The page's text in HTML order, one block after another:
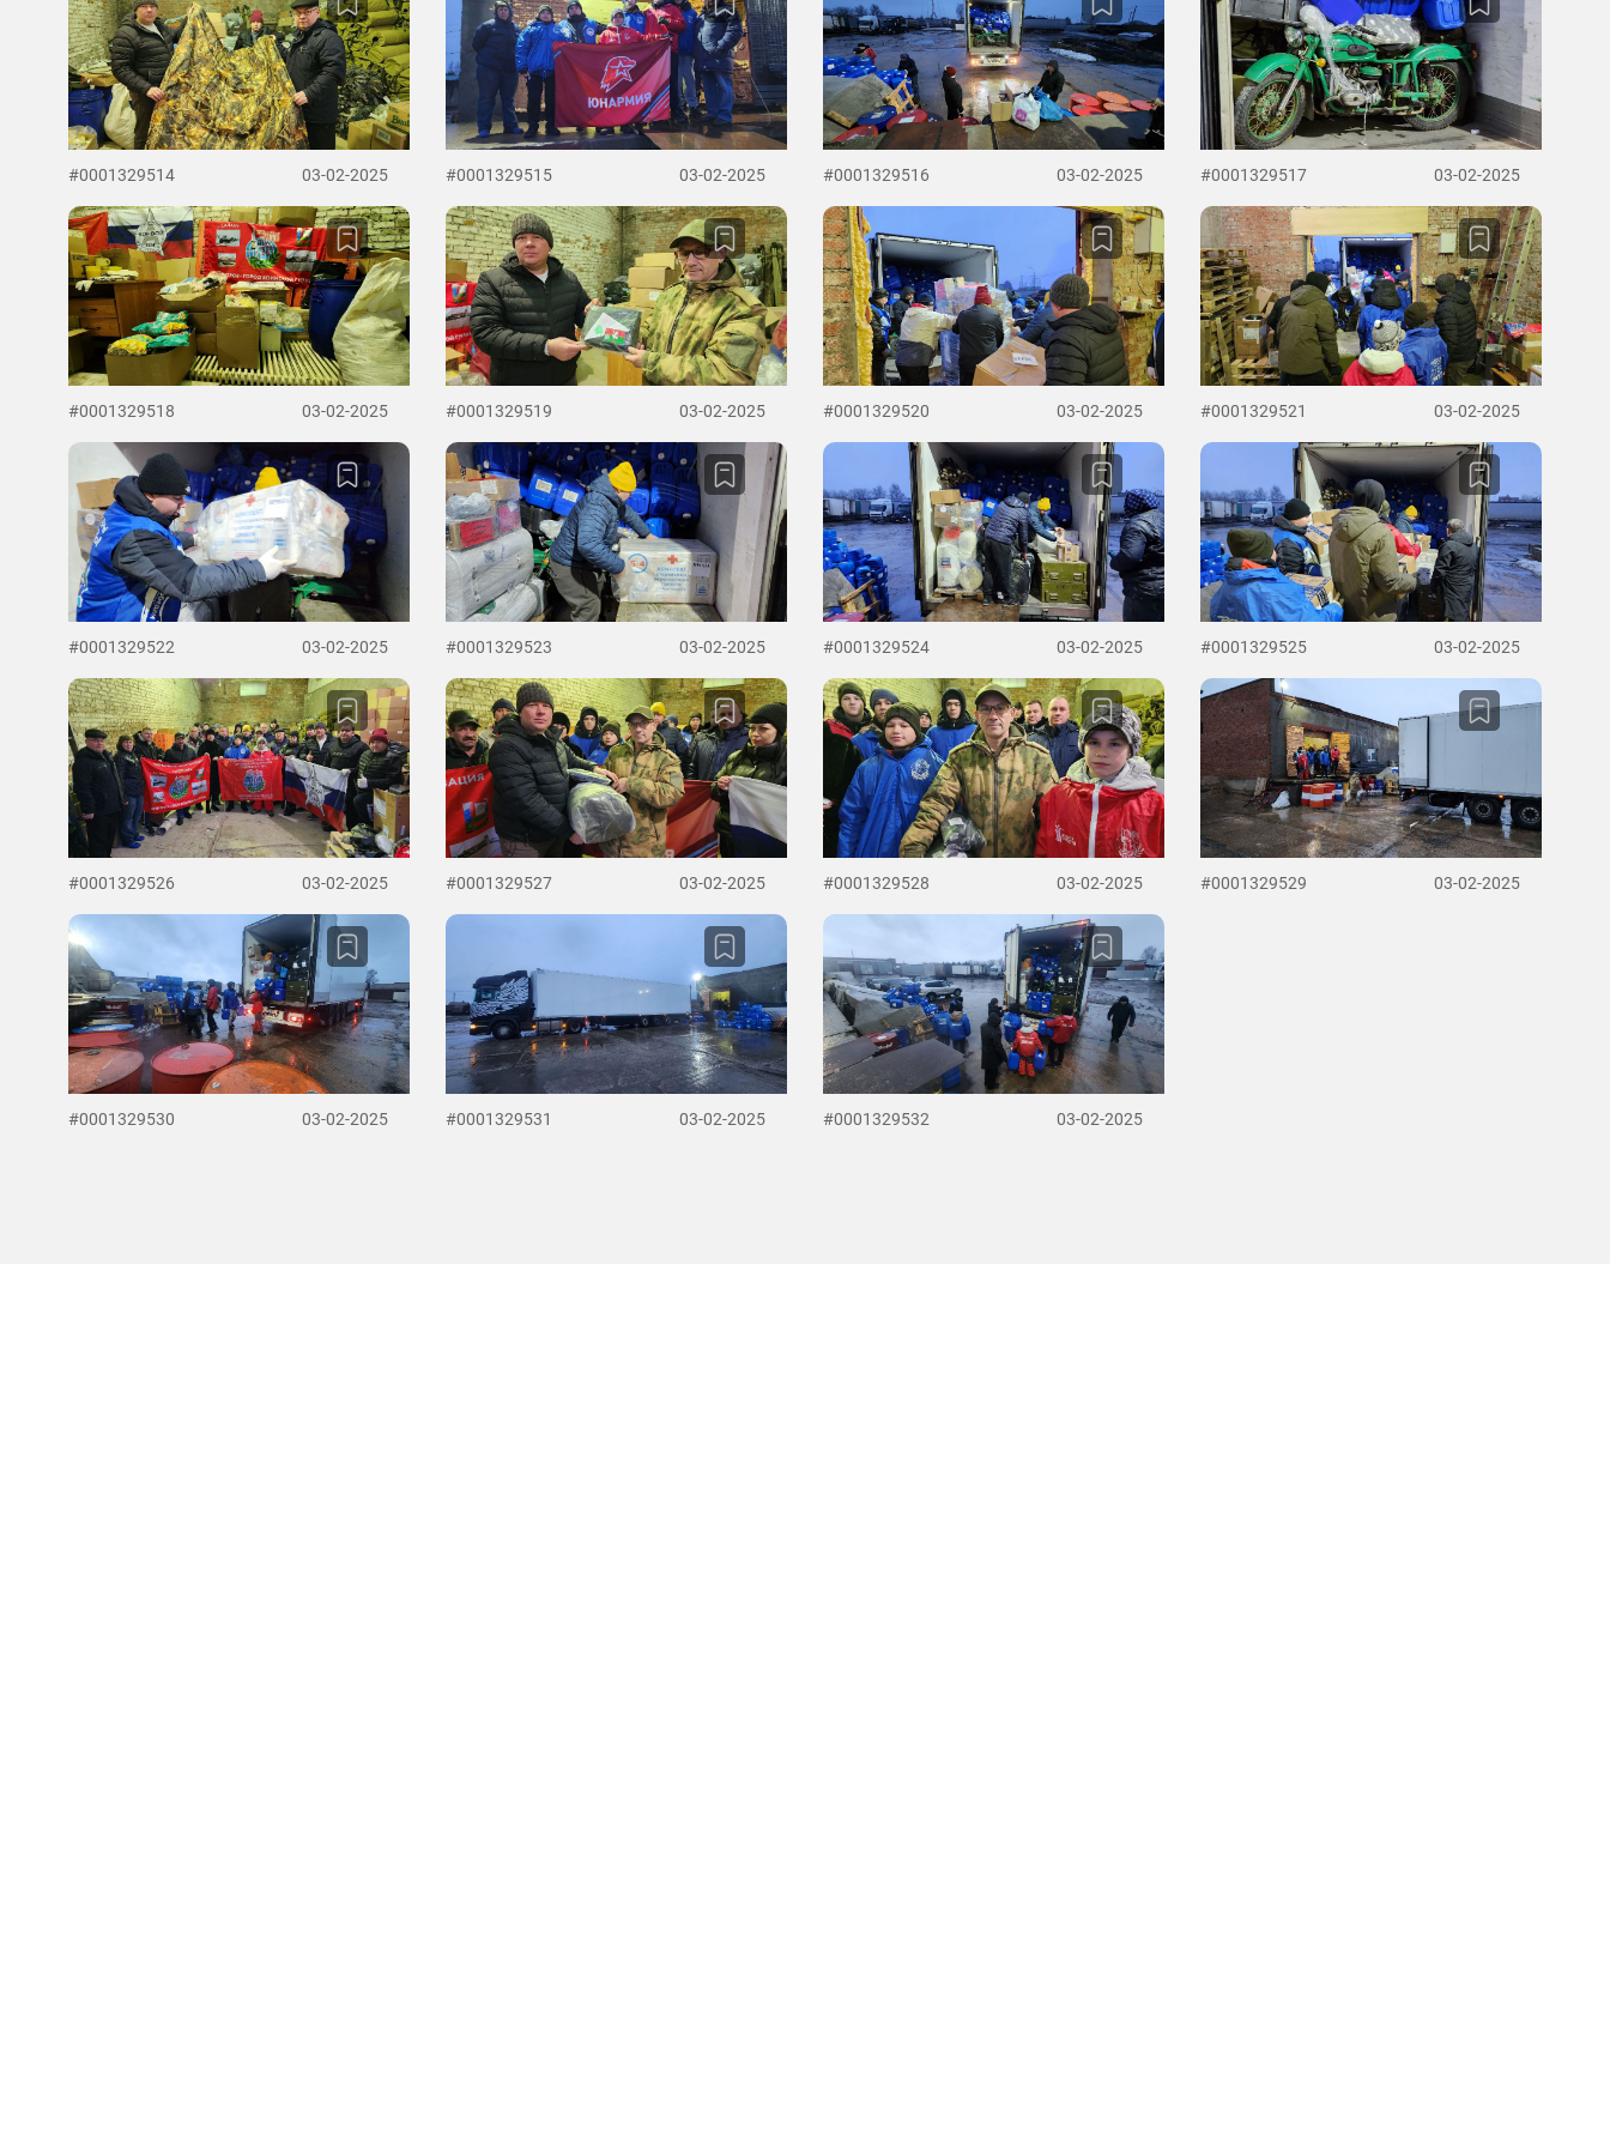
#0001329514 03-02-2025 #0001329515 03-02-2025 #0001329516 03-02-2025 #0001329517 03-02-2025
#0001329518 03-02-2025 #0001329519 03-02-2025 #0001329520 03-02-2025 #0001329521 03-02-2025
#0001329522 03-02-2025 #0001329523 03-02-2025 #0001329524 03-02-2025 #0001329525 03-02-2025
#0001329526 03-02-2025 #0001329527 03-02-2025 #0001329528 03-02-2025 #0001329529 03-02-2025
#0001329530 03-02-2025 #0001329531 03-02-2025 #0001329532 03-02-2025